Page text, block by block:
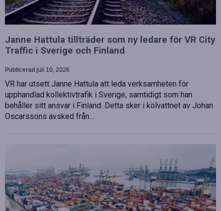
Janne Hattula tillträder som ny ledare för VR City
Traffic i Sverige och Finland
Publicerad juli 10, 2026
VR har utsett Janne Hattula att leda verksamheten för
upphandlad kollektivtrafik i Sverige, samtidigt som han
behåller sitt ansvar i Finland. Detta sker i kölvattnet av Johan
Oscarssons avsked från…